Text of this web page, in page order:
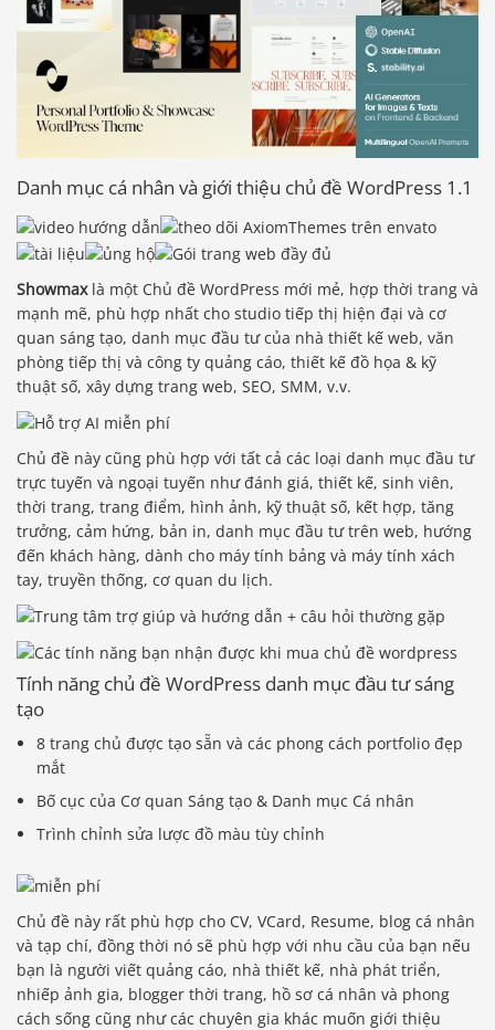
Danh mục cá nhân và giới thiệu chủ đề WordPress 1.1
Showmaxlà một Chủ đề WordPress mới mẻ, hợp thời trang và
mạnh mẽ, phù hợp nhất cho studio tiếp thị hiện đại và cơ
quan sáng tạo, danh mục đầu tư của nhà thiết kế web, văn
phòng tiếp thị và công ty quảng cáo, thiết kế đồ họa & kỹ
thuật số, xây dựng trang web, SEO, SMM, v.v.
Chủ đề này cũng phù hợp với tất cả các loại danh mục đầu tư
trực tuyến và ngoại tuyến như đánh giá, thiết kế, sinh viên,
thời trang, trang điểm, hình ảnh, kỹ thuật số, kết hợp, tăng
trưởng, cảm hứng, bản in, danh mục đầu tư trên web, hướng
đến khách hàng, dành cho máy tính bảng và máy tính xách
tay, truyền thống, cơ quan du lịch.
Tính năng chủ đề WordPress danh mục đầu tư sáng
tạo
8 trang chủ được tạo sẵn và các phong cách portfolio đẹp
mắt
Bố cục của Cơ quan Sáng tạo & Danh mục Cá nhân
Trình chỉnh sửa lược đồ màu tùy chỉnh
Chủ đề này rất phù hợp cho CV, VCard, Resume, blog cá nhân
và tạp chí, đồng thời nó sẽ phù hợp với nhu cầu của bạn nếu
bạn là người viết quảng cáo, nhà thiết kế, nhà phát triển,
nhiếp ảnh gia, blogger thời trang, hồ sơ cá nhân và phong
cách sống cũng như các chuyên gia khác muốn giới thiệu